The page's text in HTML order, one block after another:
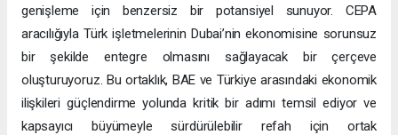
genişleme için benzersiz bir potansiyel sunuyor. CEPA
aracılığıyla Türk işletmelerinin Dubai’nin ekonomisine sorunsuz
bir şekilde entegre olmasını sağlayacak bir çerçeve
oluşturuyoruz. Bu ortaklık, BAE ve Türkiye arasındaki ekonomik
ilişkileri güçlendirme yolunda kritik bir adımı temsil ediyor ve
kapsayıcı büyümeyle sürdürülebilir refah için ortak